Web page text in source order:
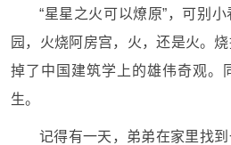
“星星之火可以燎原”，可别
园，火烧阿房宫，火，还是火。
掉了中国建筑学上的雄伟奇观。
生。
记得有一天，弟弟在家里找